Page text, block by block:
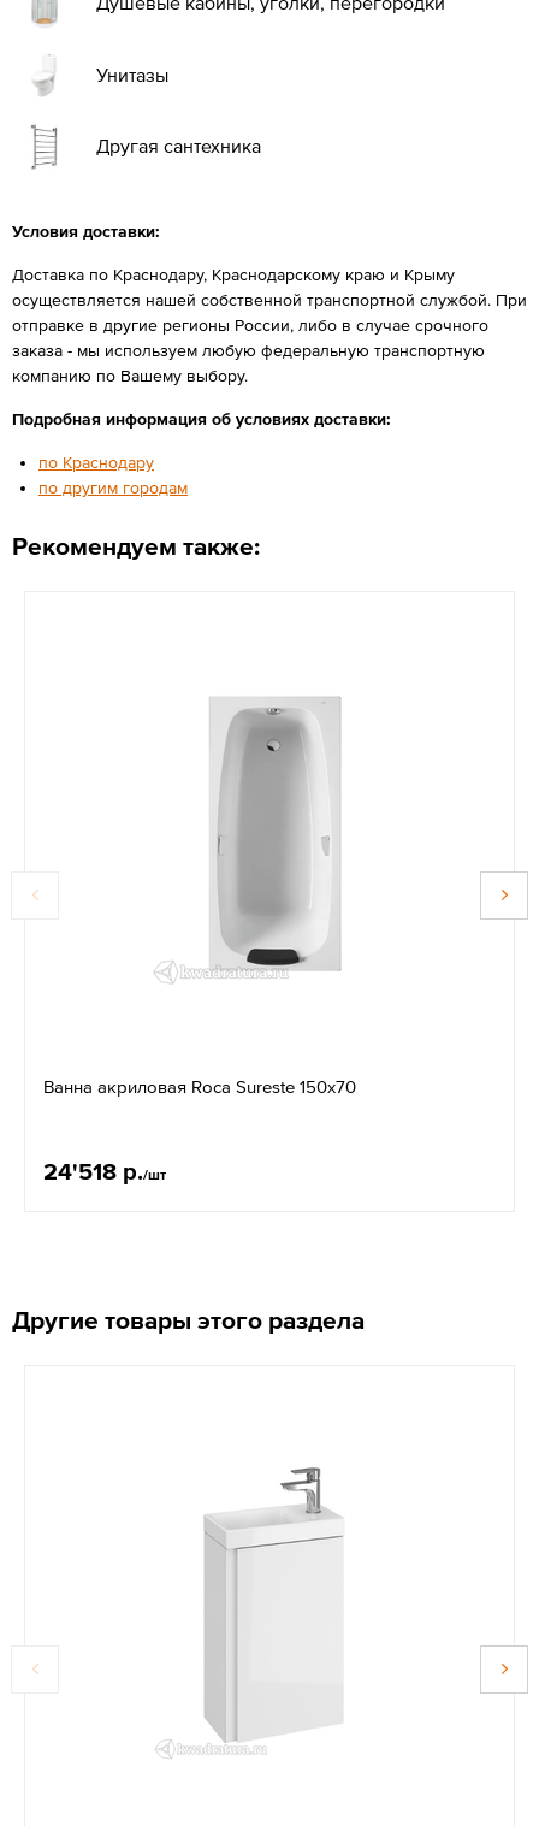
Унитазы
Другая сантехника
Условия доставки:
Доставка по Краснодару, Краснодарскому краю и Крыму
осуществляется нашей собственной транспортной службой. При
отправке в другие регионы России, либо в случае срочного
заказа - мы используем любую федеральную транспортную
компанию по Вашему выбору.
Подробная информация об условиях доставки:
по Краснодару
по другим городам
Рекомендуем также:
Ванна акриловая Roca Sureste 150х70
24'518 р./шт
Другие товары этого раздела